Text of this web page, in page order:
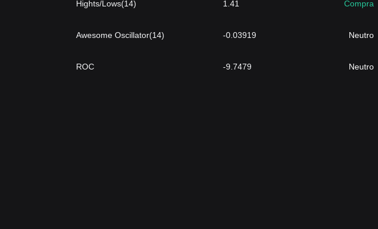
Hights/Lows(14) 1.41 Compra
Awesome Oscillator(14) -0.03919 Neutro
ROC -9.7479 Neutro